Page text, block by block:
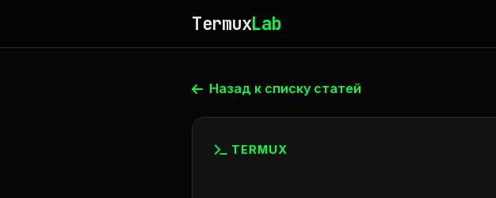
TermuxLab
Назад к списку статей
TERMUX